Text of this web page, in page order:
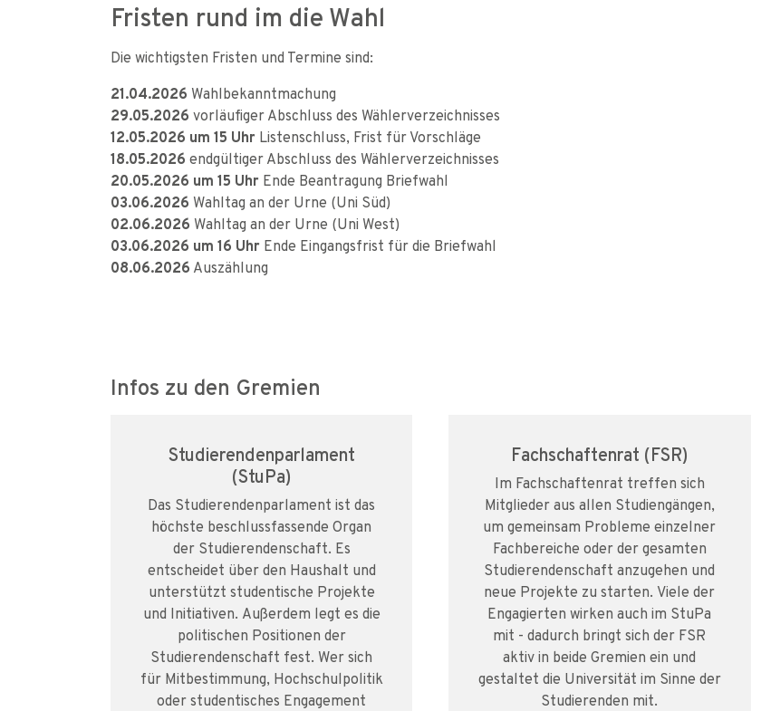
Fristen rund im die Wahl
Die wichtigsten Fristen und Termine sind:
21.04.2026 Wahlbekanntmachung
29.05.2026 vorläufiger Abschluss des Wählerverzeichnisses
12.05.2026 um 15 Uhr Listenschluss, Frist für Vorschläge
18.05.2026 endgültiger Abschluss des Wählerverzeichnisses
20.05.2026 um 15 Uhr Ende Beantragung Briefwahl
03.06.2026 Wahltag an der Urne (Uni Süd)
02.06.2026 Wahltag an der Urne (Uni West)
03.06.2026 um 16 Uhr Ende Eingangsfrist für die Briefwahl
08.06.2026 Auszählung
Infos zu den Gremien
Studierendenparlament
(StuPa)
Das Studierendenparlament ist das
höchste beschlussfassende Organ
der Studierendenschaft. Es
entscheidet über den Haushalt und
unterstützt studentische Projekte
und Initiativen. Außerdem legt es die
politischen Positionen der
Studierendenschaft fest. Wer sich
für Mitbestimmung, Hochschulpolitik
oder studentisches Engagement
Fachschaftenrat (FSR)
Im Fachschaftenrat treffen sich
Mitglieder aus allen Studiengängen,
um gemeinsam Probleme einzelner
Fachbereiche oder der gesamten
Studierendenschaft anzugehen und
neue Projekte zu starten. Viele der
Engagierten wirken auch im StuPa
mit - dadurch bringt sich der FSR
aktiv in beide Gremien ein und
gestaltet die Universität im Sinne der
Studierenden mit.